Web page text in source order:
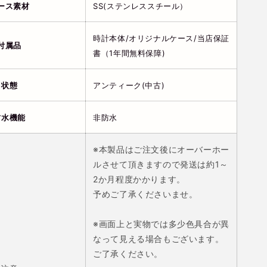
ス素材 SS(ステンレススチール）
属品
時計本体/オリジナルケース/当店保証
書（1年間無料保障)
状態 アンティーク(中古)
機能 非防水
※本製品はご注文後にオーバーホー
ルさせて頂きますので発送は約1～
2か月程度かかります。
予めご了承くださいませ。
※画面上と実物では多少色具合が異
なって見える場合もございます。
ご了承ください。